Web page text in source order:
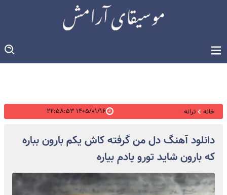
خانه ترانه ۱۴۰۵/۰۱/۱۶ ۲۲:۵۸:۵۳
دانلود آهنگ دل من گرفته کاش یکم بارون بباره
که بارون شاید تورو یادم بیاره